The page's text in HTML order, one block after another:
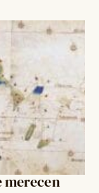
merecen